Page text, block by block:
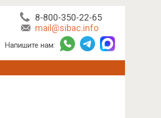
8-800-350-22-65
mail@sibac.info
Напишите нам: